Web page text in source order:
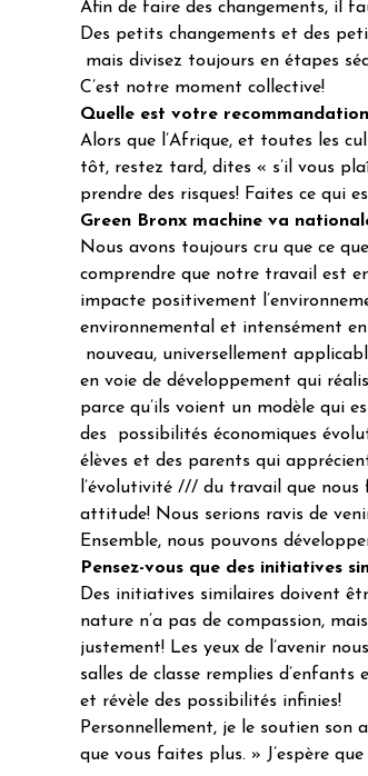
Afin de faire des changements, il
Des petits changements et des
mais divisez toujours en étapes
C’est notre moment collective!
Quelle est votre
Alors que l’Afrique, et toutes les
tôt, restez tard, dites « s’il vous
prendre des risques! Faites ce qui
Green Bronx machine va
Nous avons toujours cru que ce
comprendre que notre travail est
impacte positivement
environnemental et intensément
nouveau, universellement
en voie de développement qui
parce qu’ils voient un modèle qui
des possibilités économiques
élèves et des parents qui
l’évolutivité /// du travail que nous
attitude! Nous serions ravis de
Ensemble, nous pouvons
Pensez-vous que des initiatives
Des initiatives similaires doivent
nature n’a pas de compassion,
justement! Les yeux de l’avenir
salles de classe remplies
et révèle des possibilités infinies!
Personnellement, je le soutien son
que vous faites plus. » J’espère que